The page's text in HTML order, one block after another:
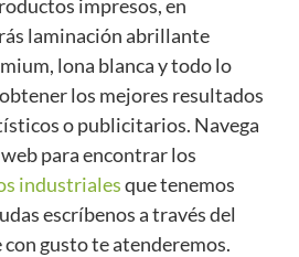
impresos, en
laminación abrillante
lona blanca y todo lo
los mejores resultados
o publicitarios. Navega
para encontrar los
industrialesque tenemos
escríbenos a través del
gusto te atenderemos.